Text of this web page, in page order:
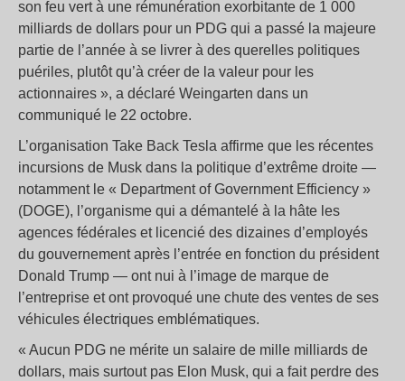
son feu vert à une rémunération exorbitante de 1 000
milliards de dollars pour un PDG qui a passé la majeure
partie de l’année à se livrer à des querelles politiques
puériles, plutôt qu’à créer de la valeur pour les
actionnaires », a déclaré Weingarten dans un
communiqué le 22 octobre.
L’organisation Take Back Tesla affirme que les récentes
incursions de Musk dans la politique d’extrême droite —
notamment le « Department of Government Efficiency »
(DOGE), l’organisme qui a démantelé à la hâte les
agences fédérales et licencié des dizaines d’employés
du gouvernement après l’entrée en fonction du président
Donald Trump — ont nui à l’image de marque de
l’entreprise et ont provoqué une chute des ventes de ses
véhicules électriques emblématiques.
« Aucun PDG ne mérite un salaire de mille milliards de
dollars, mais surtout pas Elon Musk, qui a fait perdre des